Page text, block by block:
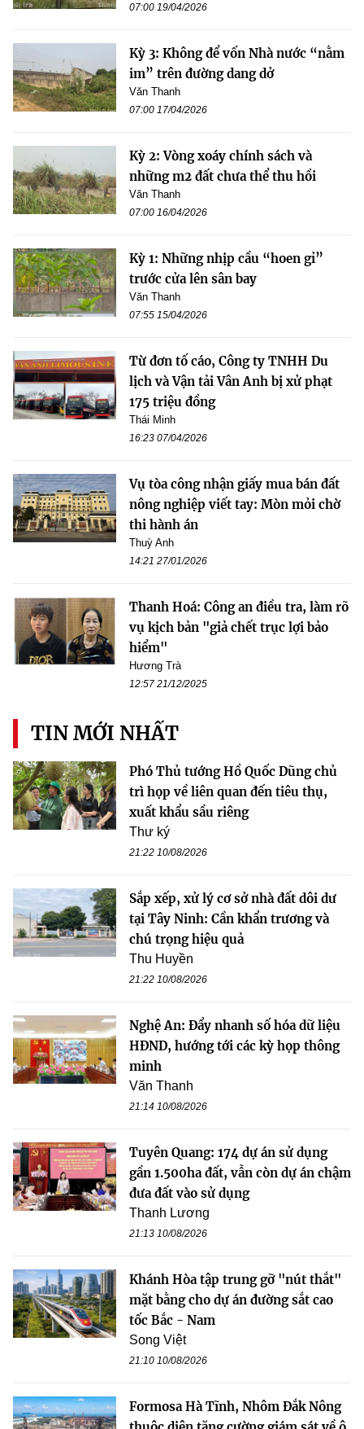
07:00 19/04/2026
Kỳ 3: Không để vốn Nhà nước “nằm
im” trên đường dang dở
Văn Thanh
07:00 17/04/2026
Kỳ 2: Vòng xoáy chính sách và
những m2 đất chưa thể thu hồi
Văn Thanh
07:00 16/04/2026
Kỳ 1: Những nhịp cầu “hoen gỉ”
trước cửa lên sân bay
Văn Thanh
07:55 15/04/2026
Từ đơn tố cáo, Công ty TNHH Du
lịch và Vận tải Vân Anh bị xử phạt
175 triệu đồng
Thái Minh
16:23 07/04/2026
Vụ tòa công nhận giấy mua bán đất
nông nghiệp viết tay: Mòn mỏi chờ
thi hành án
Thuỳ Anh
14:21 27/01/2026
Thanh Hoá: Công an điều tra, làm rõ
vụ kịch bản "giả chết trục lợi bảo
hiểm"
Hương Trà
12:57 21/12/2025
TIN MỚI NHẤT
Phó Thủ tướng Hồ Quốc Dũng chủ
trì họp về liên quan đến tiêu thụ,
xuất khẩu sầu riêng
Thư ký
21:22 10/08/2026
Sắp xếp, xử lý cơ sở nhà đất dôi dư
tại Tây Ninh: Cần khẩn trương và
chú trọng hiệu quả
Thu Huyền
21:22 10/08/2026
Nghệ An: Đẩy nhanh số hóa dữ liệu
HĐND, hướng tới các kỳ họp thông
minh
Văn Thanh
21:14 10/08/2026
Tuyên Quang: 174 dự án sử dụng
gần 1.500ha đất, vẫn còn dự án chậm
đưa đất vào sử dụng
Thanh Lương
21:13 10/08/2026
Khánh Hòa tập trung gỡ "nút thắt"
mặt bằng cho dự án đường sắt cao
tốc Bắc - Nam
Song Việt
21:10 10/08/2026
Formosa Hà Tĩnh, Nhôm Đắk Nông